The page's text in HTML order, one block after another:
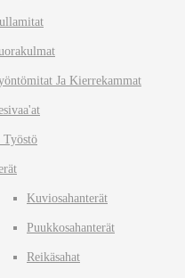
Ja Kierrekammat
Työstö
Kuviosahanterät
Puukkosahanterät
Reikäsahat